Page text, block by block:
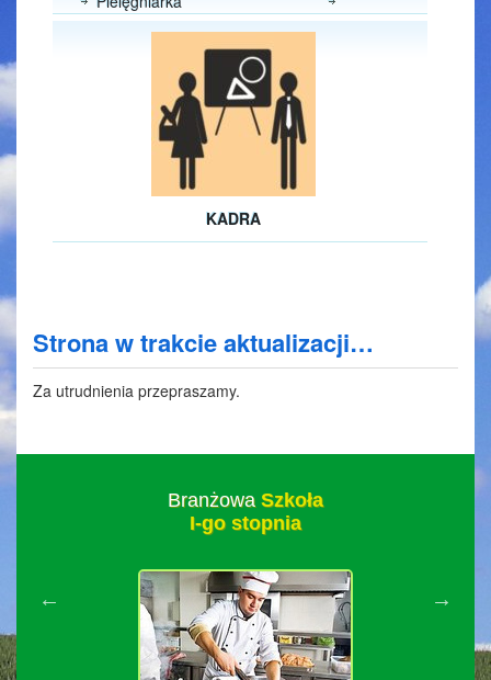
KADRA
Strona w trakcie aktualizacji…
Za utrudnienia przepraszamy.
Branżowa Szkoła
I-go stopnia